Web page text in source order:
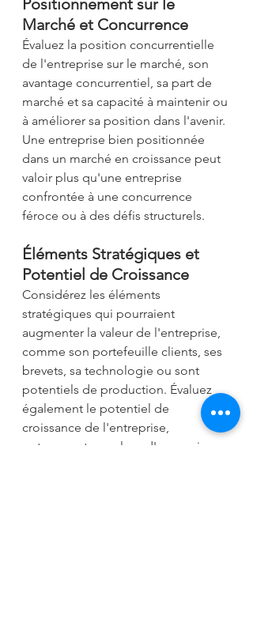
Positionnement sur le
Marché et Concurrence
Évaluez la position concurrentielle
de l'entreprise sur le marché, son
avantage concurrentiel, sa part de
marché et sa capacité à maintenir ou
à améliorer sa position dans l'avenir.
Une entreprise bien positionnée
dans un marché en croissance peut
valoir plus qu'une entreprise
confrontée à une concurrence
féroce ou à des défis structurels.
Éléments Stratégiques et
Potentiel de Croissance
Considérez les éléments
stratégiques qui pourraient
augmenter la valeur de l'entreprise,
comme son portefeuille clients, ses
brevets, sa technologie ou sont
potentiels de production. Évaluez
également le potentiel de
croissance de l'entreprise,
notamment ses plans d'expansion,